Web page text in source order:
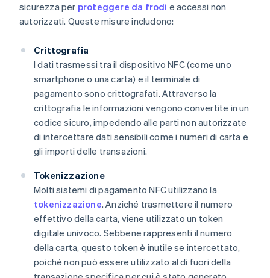
sicurezza per proteggere da frodi e accessi non
autorizzati. Queste misure includono:
Crittografia
I dati trasmessi tra il dispositivo NFC (come uno
smartphone o una carta) e il terminale di
pagamento sono crittografati. Attraverso la
crittografia le informazioni vengono convertite in un
codice sicuro, impedendo alle parti non autorizzate
di intercettare dati sensibili come i numeri di carta e
gli importi delle transazioni.
Tokenizzazione
Molti sistemi di pagamento NFC utilizzano la
tokenizzazione. Anziché trasmettere il numero
effettivo della carta, viene utilizzato un token
digitale univoco. Sebbene rappresenti il numero
della carta, questo token è inutile se intercettato,
poiché non può essere utilizzato al di fuori della